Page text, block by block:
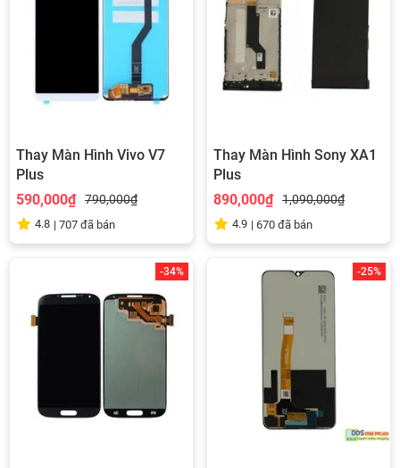
Thay Màn Hình Vivo V7
Plus
590,000₫
790,000₫
4.8 | 707 đã bán
Thay Màn Hình Sony XA1
Plus
890,000₫
1,090,000₫
4.9 | 670 đã bán
-34% -25%